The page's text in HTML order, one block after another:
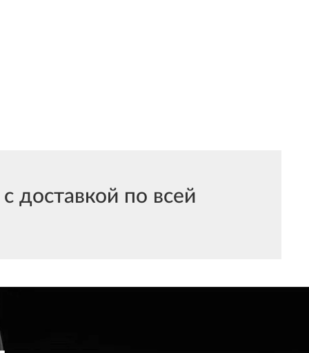
доставкой по всей